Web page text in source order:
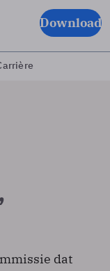
Download
dat